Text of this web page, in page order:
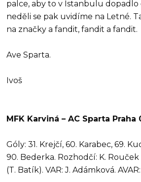
palce, aby to v Istanbulu dopadlo
neděli se pak uvidíme na Letné.
na značky a fandit, fandit a fandit.
Ave Sparta.
Ivoš
MFK Karviná – AC Sparta Praha
Góly: 31. Krejčí, 60. Karabec, 69.
90. Bederka. Rozhodčí: K. Rouček
(T. Batík). VAR: J. Adámková.